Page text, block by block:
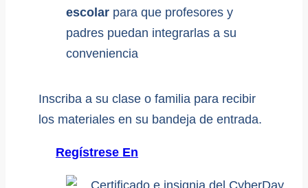
escolar para que profesores y
padres puedan integrarlas a su
conveniencia
Inscriba a su clase o familia para recibir
los materiales en su bandeja de entrada.
Regístrese En